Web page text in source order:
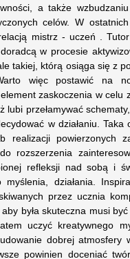
a także
celów. W
mistrz - uczeń .
w procesie
takiej, którą osiąga się z
więc postawić na
zaskoczenia w celu
lubi przełamywać
w działaniu.
realizacji powierzonych
rozszerzenia
refleksji nad sobą i
myślenia, działania.
przez ucznia
była skuteczna musi
uczyć kreatywnego
dobrej
powinien doceniać